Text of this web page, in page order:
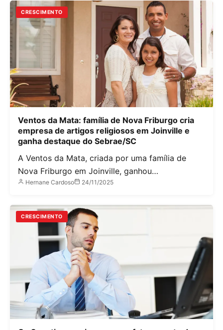
CRESCIMENTO
Ventos da Mata: família de Nova Friburgo cria
empresa de artigos religiosos em Joinville e
ganha destaque do Sebrae/SC
A Ventos da Mata, criada por uma família de
Nova Friburgo em Joinville, ganhou…
Hernane Cardoso 24/11/2025
CRESCIMENTO